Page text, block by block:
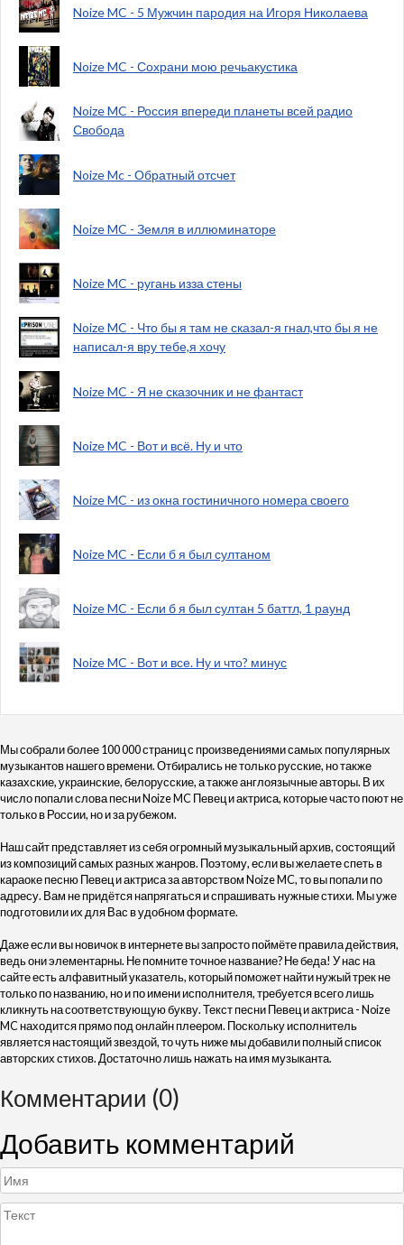
Noize MC - 5 Мужчин пародия на Игоря Николаева
Noize MC - Сохрани мою речьакустика
Noize MC - Россия впереди планеты всей радио
Свобода
Noize Mc - Обратный отсчет
Noize MC - Земля в иллюминаторе
Noize MC - ругань изза стены
Noize MC - Что бы я там не сказал-я гнал,что бы я не
написал-я вру тебе,я хочу
Noize MC - Я не сказочник и не фантаст
Noize MC - Вот и всё. Ну и что
Noize MC - из окна гостиничного номера своего
Noize MC - Если б я был султаном
Noize MC - Если б я был султан 5 баттл, 1 раунд
Noize MC - Вот и все. Ну и что? минус
Мы собрали более 100 000 страниц с произведениями самых популярных
музыкантов нашего времени. Отбирались не только русские, но также
казахские, украинские, белорусские, а также англоязычные авторы. В их
число попали слова песни Noize MC Певец и актриса, которые часто поют не
только в России, но и за рубежом.
Наш сайт представляет из себя огромный музыкальный архив, состоящий
из композиций самых разных жанров. Поэтому, если вы желаете спеть в
караоке песню Певец и актриса за авторством Noize MC, то вы попали по
адресу. Вам не придётся напрягаться и спрашивать нужные стихи. Мы уже
подготовили их для Вас в удобном формате.
Даже если вы новичок в интернете вы запросто поймёте правила действия,
ведь они элементарны. Не помните точное название? Не беда! У нас на
сайте есть алфавитный указатель, который поможет найти нужый трек не
только по названию, но и по имени исполнителя, требуется всего лишь
кликнуть на соответствующую букву. Текст песни Певец и актриса - Noize
MC находится прямо под онлайн плеером. Поскольку исполнитель
является настоящий звездой, то чуть ниже мы добавили полный список
авторских стихов. Достаточно лишь нажать на имя музыканта.
Комментарии (0)
Добавить комментарий